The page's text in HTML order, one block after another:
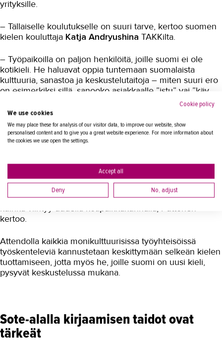
yrityksille.
– Tällaiselle koulutukselle on suuri tarve, kertoo suomen
kielen kouluttaja Katja Andryushina TAKKilta.
– Työpaikoilla on paljon henkilöitä, joille suomi ei ole
kotikieli. He haluavat oppia tuntemaan suomalaista
kulttuuria, sanastoa ja keskustelutaitoja – miten suuri ero
on esimerkiksi sillä, sanooko asiakkaalle ”istu” vai ”käy
Attendon HR-asiantuntijaKirsi Puttonenvahvistaa, että
usein koulutusta kaivataan juuri keskustelevaan
kielitaitoon. Ammattisanastoa on jo opittu ammatillisissa
– On aina kuormittavaa tulla uuteen kulttuuriin ja
työympäristöön sekä tutustua uusiin ihmisiin. Kielitaito
auttaa yhteisöön kiinnittymisessä ja vaikuttaa siihenkin,
kuinka viihtyy uudella kotipaikkakunnalla, Puttonen
kertoo.
Attendolla kaikkia monikulttuurisissa työyhteisöissä
työskenteleviä kannustetaan keskittymään selkeän kielen
tuottamiseen, jotta myös he, joille suomi on uusi kieli,
pysyvät keskustelussa mukana.
Sote-alalla kirjaamisen taidot ovat
tärkeät
Cookie policy
We use cookies
We may place these for analysis of our visitor data, to improve our website, show
personalised content and to give you a great website experience. For more information about
the cookies we use open the settings.
Accept all
Deny No, adjust